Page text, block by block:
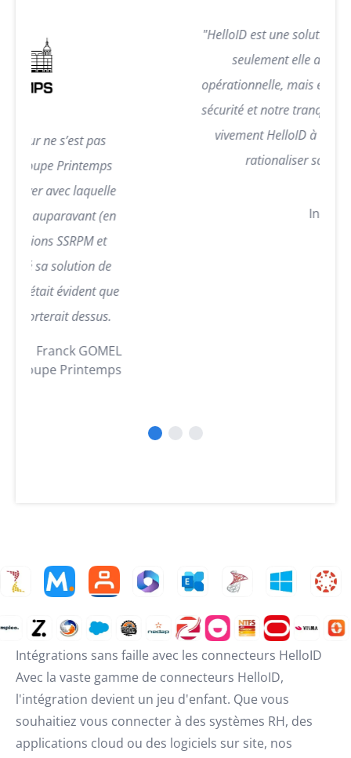
que
"HelloID est une solution essentielle pour
seulement elle a amélioré notre
opérationnelle, mais elle a également
sécurité et notre tranquillité d’esprit. Je
vivement HelloID à toute entreprise
rationaliser sa gestion des
Institut Mutualiste
Intégrations sans faille avec les connecteurs HelloID
Avec la vaste gamme de connecteurs HelloID,
l'intégration devient un jeu d'enfant. Que vous
souhaitiez vous connecter à des systèmes RH, des
applications cloud ou des logiciels sur site, nos